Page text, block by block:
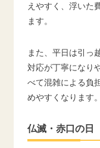
えやすく、浮いた
ます。
また、平日は引っ
対応が丁寧になり
べて混雑による負
めやすくなります。
仏滅・赤口の日